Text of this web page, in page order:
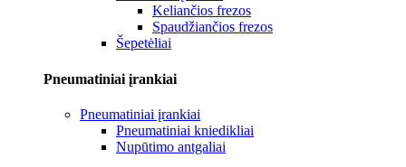
Keliančios frezos
Spaudžiančios frezos
Šepetėliai
Pneumatiniai įrankiai
Pneumatiniai įrankiai
Pneumatiniai kniedikliai
Nupūtimo antgaliai